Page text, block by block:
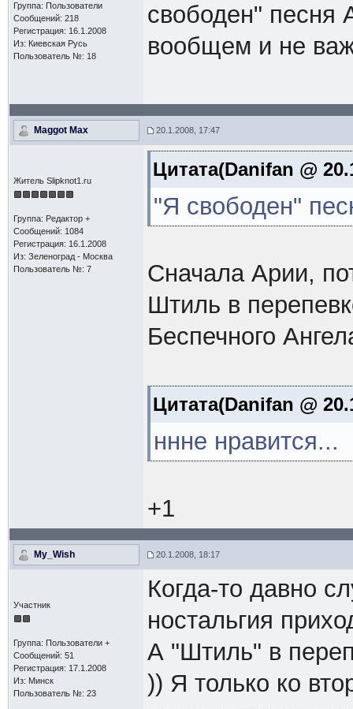
Группа: Пользователи
Сообщений: 218
Регистрация: 16.1.2008
Из: Киевская Русь
Пользователь №: 18
свободен" песня
вообщем и не
Maggot Max 20.1.2008, 17:47
Житель Slipknot1.ru
Группа: Редактор +
Сообщений: 1084
Регистрация: 16.1.2008
Из: Зеленоград - Москва
Пользователь №: 7
Цитата(Danifan @
"Я свободен"
Сначала Арии,
Штиль в
Беспечного
Цитата(Danifan @
ннне нравится...
+1
My_Wish 20.1.2008, 18:17
Участник
Группа: Пользователи +
Сообщений: 51
Регистрация: 17.1.2008
Из: Минск
Пользователь №: 23
Когда-то давно
ностальгия
А "Штиль" в
)) Я только ко